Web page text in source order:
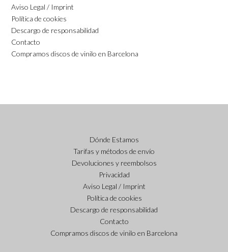
Aviso Legal / Imprint
Política de cookies
Descargo de responsabilidad
Contacto
Compramos discos de vinilo en Barcelona
Dónde Estamos
Tarifas y métodos de envío
Devoluciones y reembolsos
Privacidad
Aviso Legal / Imprint
Política de cookies
Descargo de responsabilidad
Contacto
Compramos discos de vinilo en Barcelona